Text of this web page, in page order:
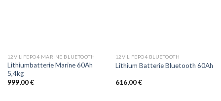
12V LIFEPO4 MARINE BLUETOOTH
Lithiumbatterie Marine 60Ah
5,4kg
999,00€
12V LIFEPO4 BLUETOOTH
Lithium Batterie Bluetooth 60Ah
616,00€